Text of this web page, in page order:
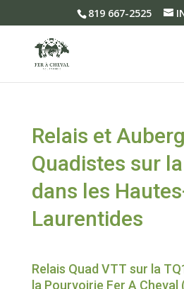
819 667-2525
Relais et
Quadistes sur
dans les
Laurentides
Relais Quad VTT sur la
la Pourvoirie Fer A